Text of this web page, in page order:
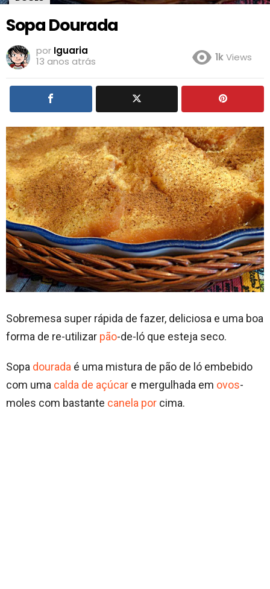
Sopa Dourada
por Iguaria
13 anos atrás
1kViews
Sobremesa super rápida de fazer, deliciosa e uma boa
forma de re-utilizar pão-de-ló que esteja seco.
Sopa dourada é uma mistura de pão de ló embebido
com uma calda de açúcar e mergulhada em ovos-
moles com bastante canela por cima.